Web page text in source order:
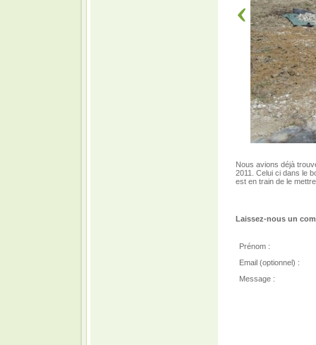
Nous avions déjà
2011. Celui ci dans le
est en train de le
Laissez-nous un
Prénom :
Email (optionnel) :
Message :